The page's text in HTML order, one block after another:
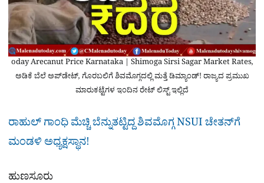
oday Arecanut Price Karnataka | Shimoga Sirsi Sagar Market Rates,
ಅಡಿಕೆ ಬೆಲೆ ಅಪ್‌ಡೇಟ್, ಗೊರಬಲಿಗೆ ಶಿವಮೊಗ್ಗದಲ್ಲಿ ಮತ್ತೆ ಡಿಮ್ಯಾಂಡ್! ರಾಜ್ಯದ ಪ್ರಮುಖ
ಮಾರುಕಟ್ಟೆಗಳ ಇಂದಿನ ರೇಟ್ ಲಿಸ್ಟ್ ಇಲ್ಲಿದೆ
ರಾಹುಲ್ ಗಾಂಧಿ ಮೆಚ್ಚಿ ಬೆನ್ನುತಟ್ಟಿದ್ದ ಶಿವಮೊಗ್ಗ NSUI ಚೇತನ್​ಗೆ
ಮಂಡಳಿ ಅಧ್ಯಕ್ಷಸ್ಥಾನ!
ಹುಣಸೂರು